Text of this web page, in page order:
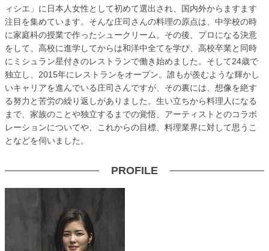
ィシエ」に日本人女性として初めて選出され、国内外からますます
注目を集めています。そんな庄司さんの料理の原点は、中学校の時
に家庭科の授業で作ったシュークリーム。その後、プロになる決意
をして、高校に進学してからは和洋中全てを学び、高校卒業と同時
にミシュラン星付きのレストランで働き始めました。そして24歳で
独立し、2015年にレストランをオープン。誰もが羨むような輝かし
いキャリアを進んでいる庄司さんですが、その裏には、想像を絶す
る努力と苦労の繰り返しがありました。生い立ちから料理人になる
まで、家族のことや独立するまでの覚悟、アーティストとのコラボ
レーションについてや、これからの目標、料理業界に対して思うこ
となどを伺いました。
PROFILE